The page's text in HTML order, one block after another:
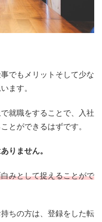
でもメリットそして少な
ます。
就職をすることで、入社
とができるはずです。
りません。
みとして捉えることがで
ちの方は、登録をした転